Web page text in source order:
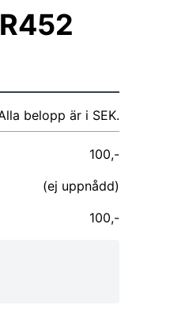
belopp är i SEK.
100,-
(ej uppnådd)
100,-